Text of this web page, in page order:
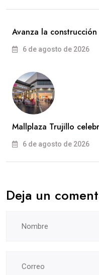
Avanza la
6 de agosto de 2026
Mallplaza Trujillo
6 de agosto de 2026
Deja un